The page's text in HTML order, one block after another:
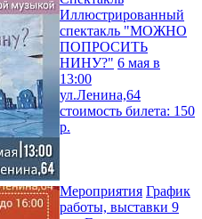
Иллюстрированный
спектакль "МОЖНО
ПОПРОСИТЬ
НИНУ?" 6 мая в
13:00
ул.Ленина,64
стоимость билета: 150
р.
Мероприятия График
работы, выставки 9